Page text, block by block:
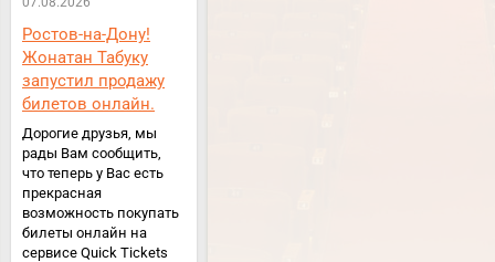
Ростов-на-Дону!
Жонатан Табуку
запустил продажу
билетов онлайн.
Дорогие друзья, мы
рады Вам сообщить,
что теперь у Вас есть
прекрасная
возможность покупать
билеты онлайн на
сервисе Quick Tickets